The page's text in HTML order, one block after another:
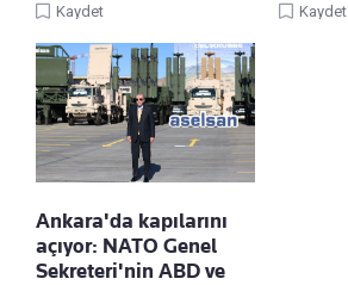
Kaydet Kaydet
Ankara'da kapılarını
açıyor: NATO Genel
Sekreteri'nin ABD ve